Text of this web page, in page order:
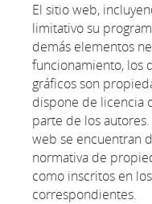
El sitio web,
limitativo su
demás elementos
funcionamiento, los
gráficos son
dispone de licencia
parte de los
web se encuentran
normativa de
como inscritos en
correspondientes.